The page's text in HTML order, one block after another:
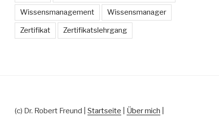
Wissensmanagement Wissensmanager
Zertifikat Zertifikatslehrgang
(c) Dr. Robert Freund | Startseite Über mich